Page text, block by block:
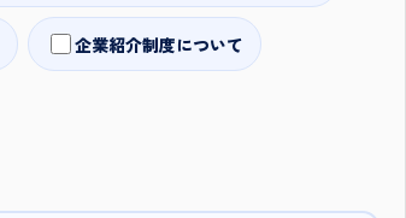
企業紹介制度について